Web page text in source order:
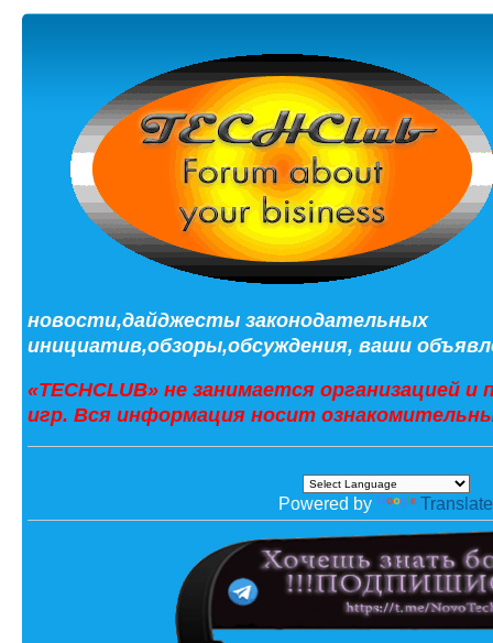
новости,дайджесты законодательных
инициатив,обзоры,обсуждения, ваши
«TECHCLUB» не занимается организацией
игр. Вся информация носит
Powered by Translate